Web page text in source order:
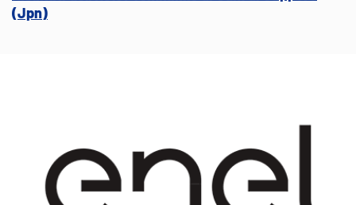
(Jpn)